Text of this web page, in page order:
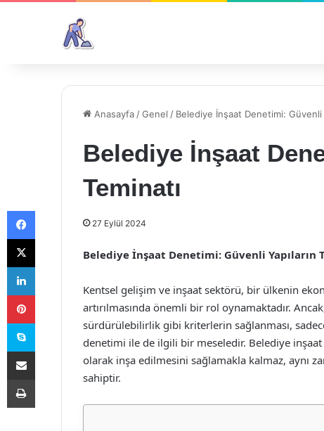
Anasayfa /Genel / Belediye İnşaat Denetimi: Güvenli
Belediye İnşaat
Teminatı
27 Eylül 2024
Belediye İnşaat Denetimi: Güvenli Yapıların
Kentsel gelişim ve inşaat sektörü, bir ülkenin
artırılmasında önemli bir rol oynamaktadır.
sürdürülebilirlik gibi kriterlerin sağlanması,
denetimi ile de ilgili bir meseledir. Belediye
olarak inşa edilmesini sağlamakla kalmaz, aynı
sahiptir.
Facebook
X
LinkedIn
Pinterest
Skype
E-Posta ile paylaş